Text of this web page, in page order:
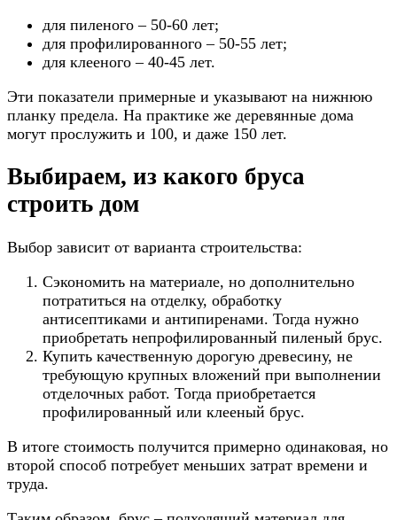
для пиленого – 50-60 лет;
для профилированного – 50-55 лет;
для клееного – 40-45 лет.
Эти показатели примерные и указывают на нижнюю
планку предела. На практике же деревянные дома
могут прослужить и 100, и даже 150 лет.
Выбираем, из какого бруса
строить дом
Выбор зависит от варианта строительства:
Сэкономить на материале, но дополнительно
потратиться на отделку, обработку
антисептиками и антипиренами. Тогда нужно
приобретать непрофилированный пиленый брус.
Купить качественную дорогую древесину, не
требующую крупных вложений при выполнении
отделочных работ. Тогда приобретается
профилированный или клееный брус.
В итоге стоимость получится примерно одинаковая, но
второй способ потребует меньших затрат времени и
труда.